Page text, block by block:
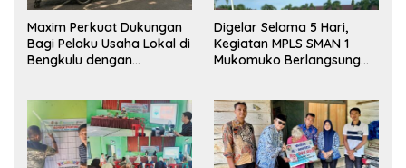
Maxim Perkuat Dukungan
Bagi Pelaku Usaha Lokal di
Bengkulu dengan
Pasar
Digelar Selama 5 Hari,
Kegiatan MPLS SMAN 1
Mukomuko Berlangsung